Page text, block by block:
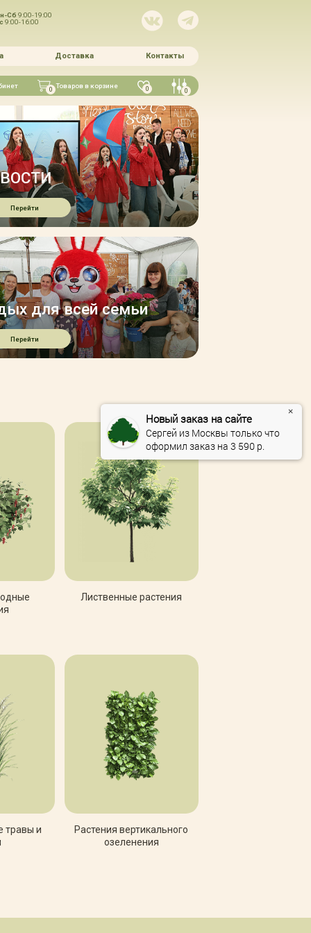
Сб9:00-19:00
9:00-16:00
Доставка Контакты
0 Товаров в корзине 0 0
АВГУСТ В
Перейти
для всей семьи
Перейти
Лиственные растения
травы и
Растения вертикального
озеленения
Новый заказ на сайте
Сергей из Москвы только что
оформил заказ на 3 590 р.
×